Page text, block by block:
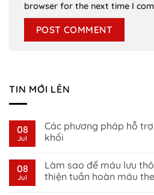
browser for the next time I
TIN MỚI LÊN
08
Jul
Các phương pháp hỗ
khối
on
Các
phương
08
Jul
Làm sao để máu lưu
thiện tuần hoàn máu